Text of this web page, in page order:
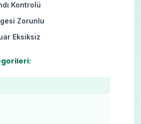
Kontrolü
Zorunlu
Eksiksiz